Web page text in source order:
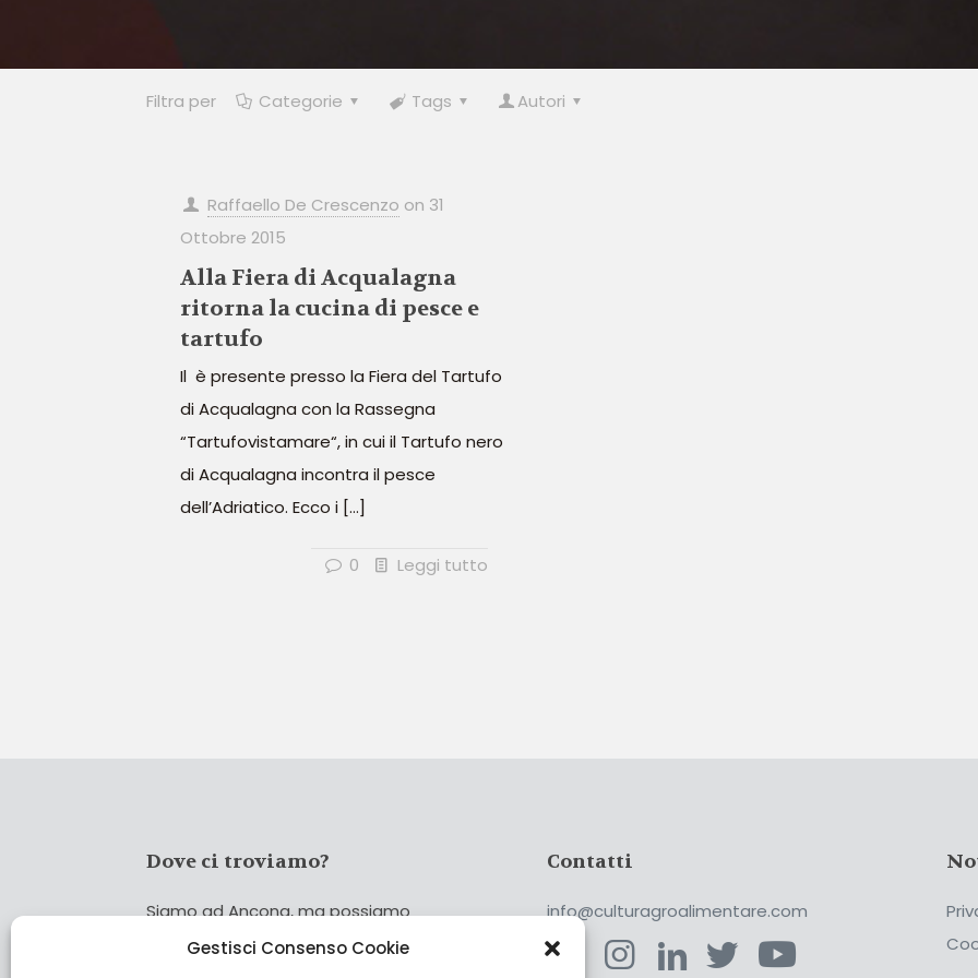
Gestisci Consenso Cookie
Filtra per Categorie Tags Autori
Raffaello De Crescenzo on 31
Ottobre 2015
Alla Fiera di Acqualagna
ritorna la cucina di pesce e
tartufo
Il è presente presso la Fiera del Tartufo
di Acqualagna con la Rassegna
“Tartufovistamare“, in cui il Tartufo nero
di Acqualagna incontra il pesce
dell’Adriatico. Ecco i[…]
0 Leggi tutto
Dove ci troviamo?
Siamo ad Ancona, ma possiamo
coprire tutta Italia!
Contatti
info@culturagroalimentare.com